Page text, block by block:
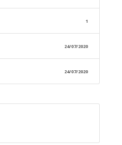
1
24/07/2020
24/07/2020